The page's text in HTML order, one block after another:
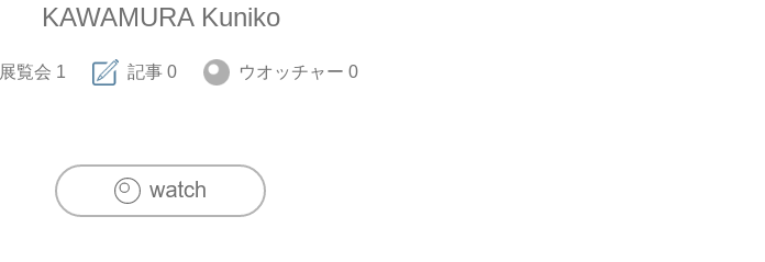
KAWAMURA Kuniko
展覧会 1 記事 0 ウオッチャー 0